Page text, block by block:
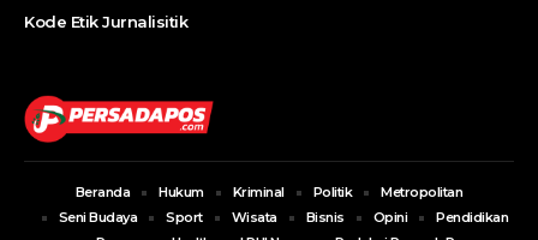
Kode Etik Jurnalisitik
Beranda Hukum Kriminal Politik
Metropolitan
Seni Budaya
Sport Wisata Bisnis Opini
Pendidikan